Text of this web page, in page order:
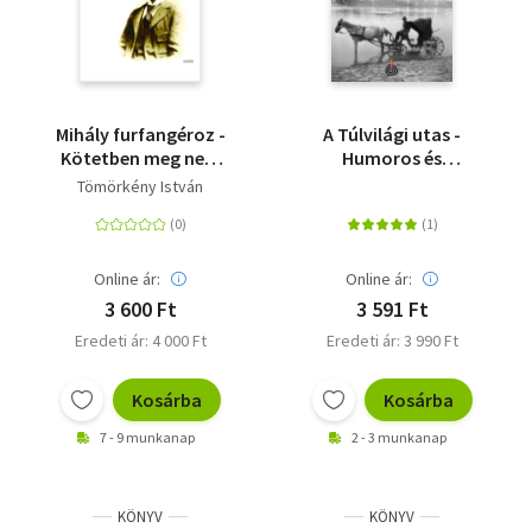
Mihály furfangéroz -
Kötetben meg nem
jelent írások
Tömörkény István
Online ár:
3 600 Ft
Eredeti ár: 4 000 Ft
Kosárba
7 - 9 munkanap
A Túlvilági utas -
Humoros és
századból
Online ár:
3 591 Ft
Eredeti ár: 3 990 Ft
Kosárba
2 - 3 munkanap
KÖNYV KÖNYV